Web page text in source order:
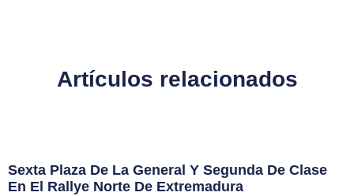
Artículos relacionados
Sexta Plaza De La General Y Segunda De Clase
En El Rallye Norte De Extremadura